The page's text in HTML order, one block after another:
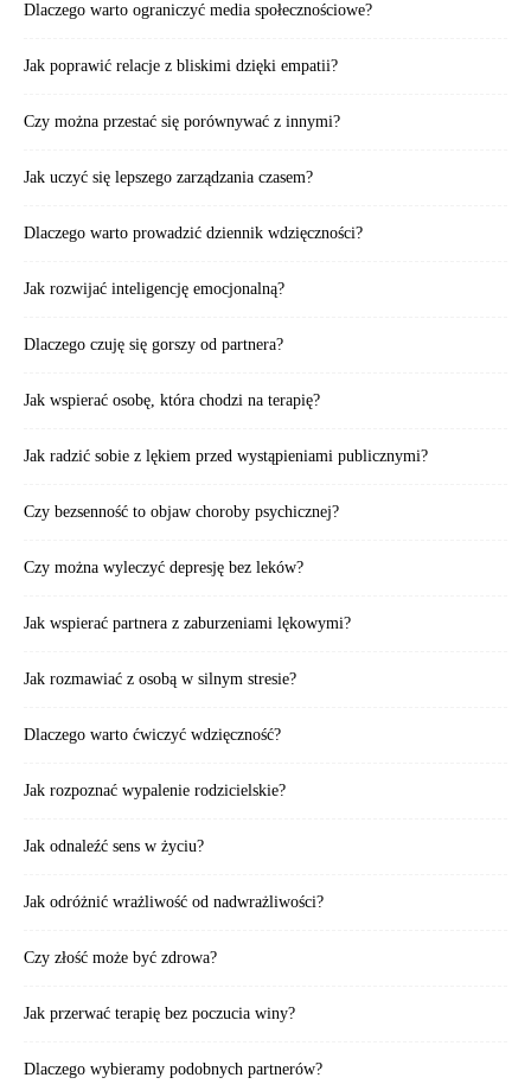
Dlaczego warto ograniczyć media społecznościowe?
Jak poprawić relacje z bliskimi dzięki empatii?
Czy można przestać się porównywać z innymi?
Jak uczyć się lepszego zarządzania czasem?
Dlaczego warto prowadzić dziennik wdzięczności?
Jak rozwijać inteligencję emocjonalną?
Dlaczego czuję się gorszy od partnera?
Jak wspierać osobę, która chodzi na terapię?
Jak radzić sobie z lękiem przed wystąpieniami publicznymi?
Czy bezsenność to objaw choroby psychicznej?
Czy można wyleczyć depresję bez leków?
Jak wspierać partnera z zaburzeniami lękowymi?
Jak rozmawiać z osobą w silnym stresie?
Dlaczego warto ćwiczyć wdzięczność?
Jak rozpoznać wypalenie rodzicielskie?
Jak odnaleźć sens w życiu?
Jak odróżnić wrażliwość od nadwrażliwości?
Czy złość może być zdrowa?
Jak przerwać terapię bez poczucia winy?
Dlaczego wybieramy podobnych partnerów?